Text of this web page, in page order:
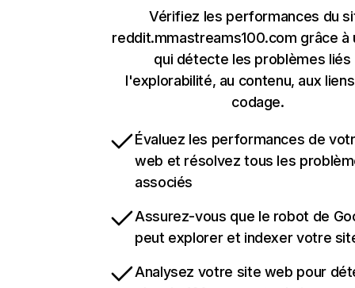
Vérifiez les performances du
reddit.mmastreams100.com grâce à
qui détecte les problèmes liés
l'explorabilité, au contenu, aux
codage.
Évaluez les performances de
web et résolvez tous les
associés
Assurez-vous que le robot de
peut explorer et indexer votre
Analysez votre site web pour